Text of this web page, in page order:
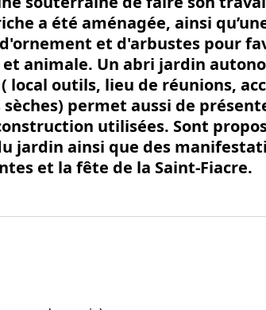
a été aménagée, ainsi
et d'arbustes pour
animale. Un abri jardin
local outils, lieu de réunions,
permet aussi de
utilisées. Sont
jardin ainsi que des
et la fête de la Saint-Fiacre.